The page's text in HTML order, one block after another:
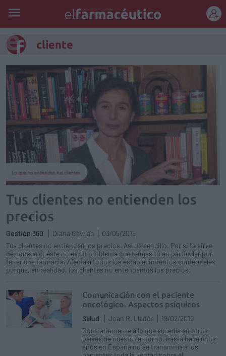
cliente
Tus clientes no entienden los
precios
Gestión 360 Diana Gavilán
03/05/2019
Tus clientes no entienden los precios. Así de sencillo. Por si te sirve
de consuelo, éste no es un problema que tengas tú en particular por
tener una farmacia. Afecta a todos los establecimientos comerciales
porque, en realidad, los clientes no entendemos los precios.
Comunicación con el paciente
oncológico. Aspectos psíquicos
Salud Joan R. Lladós
19/02/2019
Contrariamente a lo que sucedía en otros
países de nuestro entorno, hasta hace unos
años en España no se transmitía a los